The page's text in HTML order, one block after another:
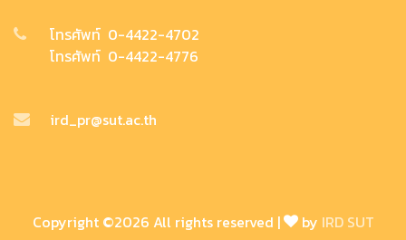
โทรศัพท์ 0-4422-4702
โทรศัพท์ 0-4422-4776
ird_pr@sut.ac.th
Copyright ©2026 All rights reserved | by IRD SUT